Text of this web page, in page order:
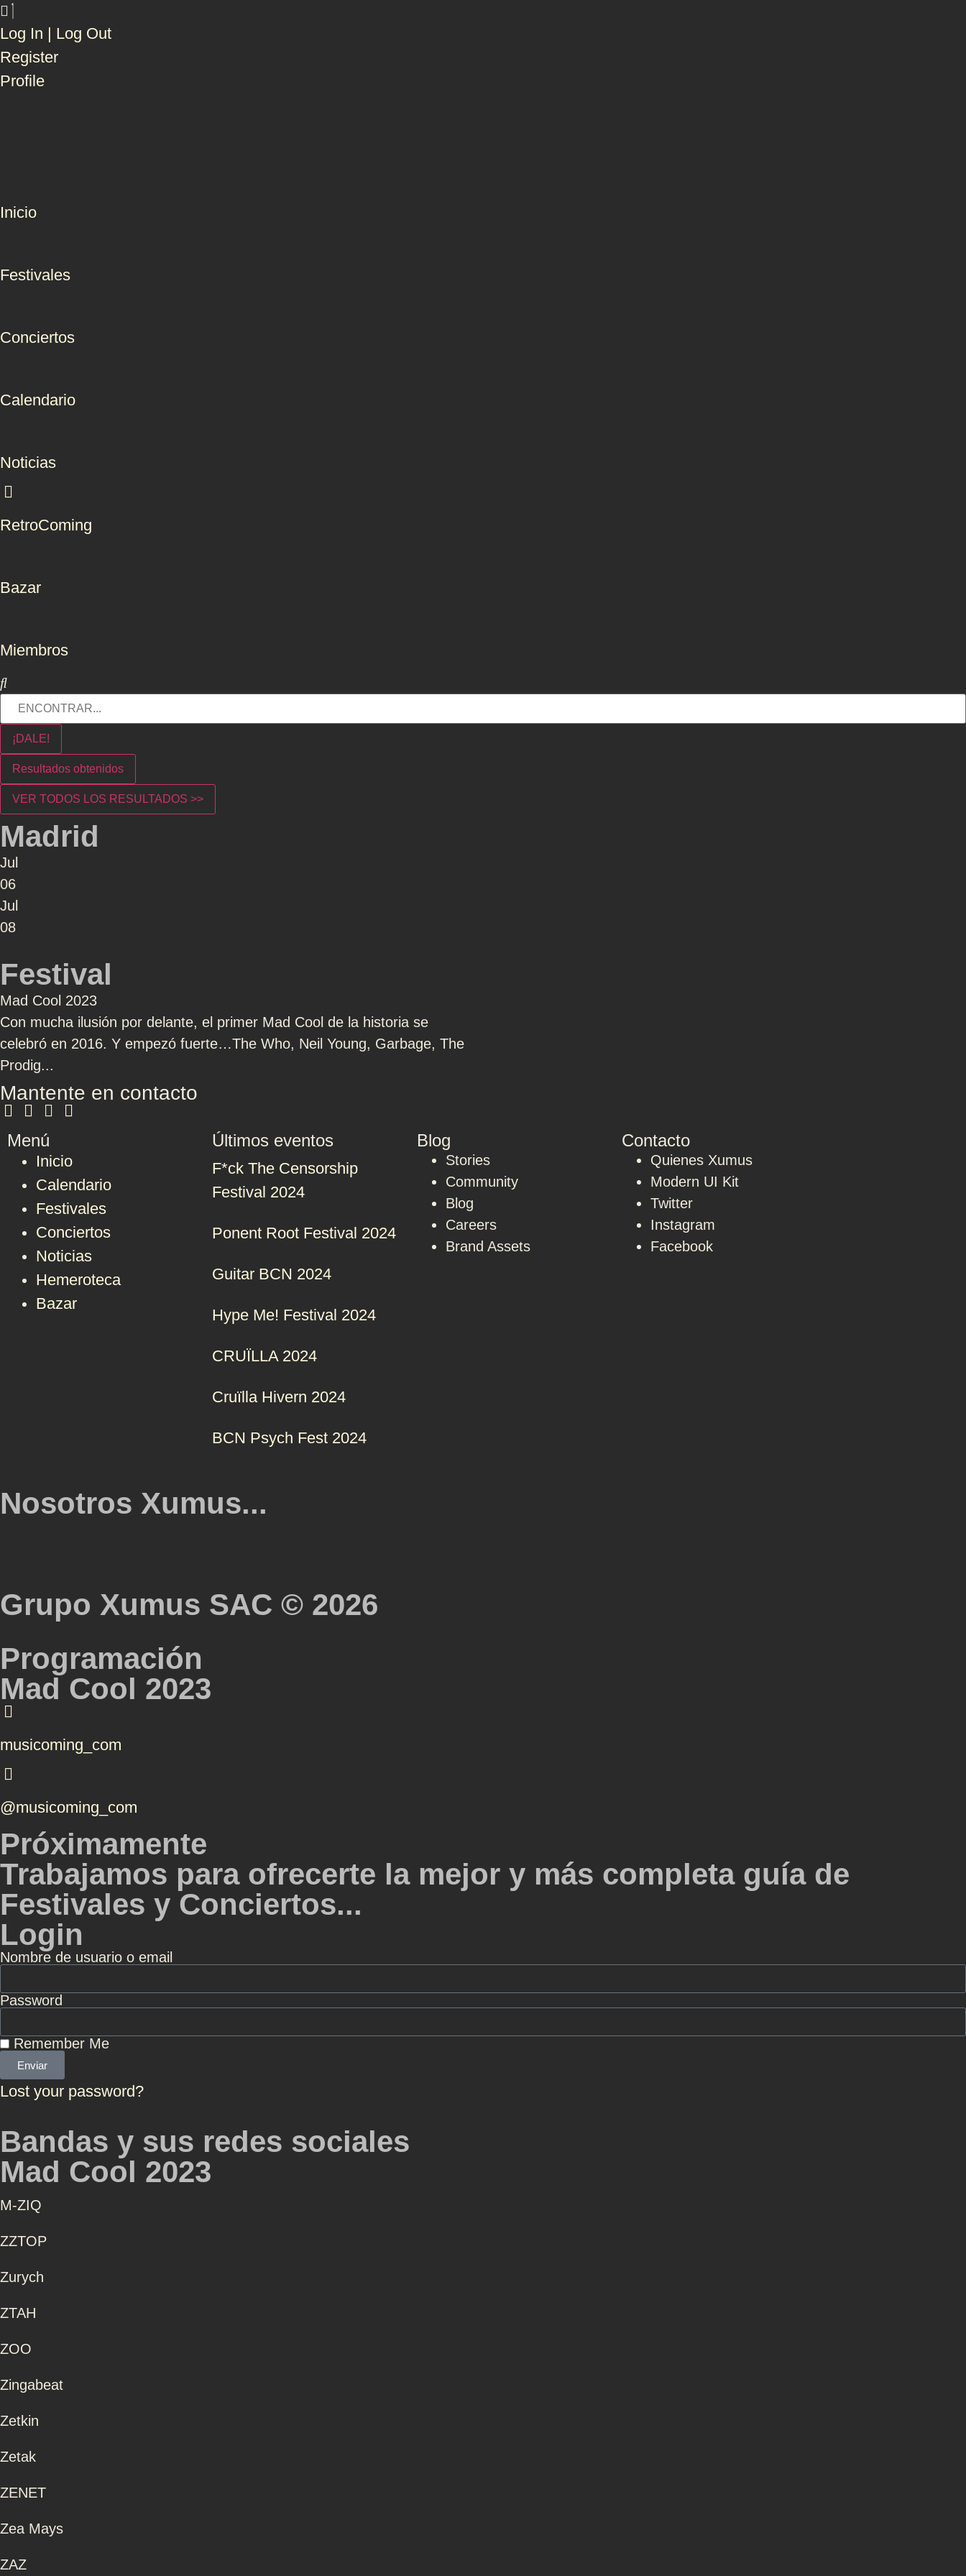
Log In | Log Out
Register
Profile
Inicio
Festivales
Conciertos
Calendario
Noticias
RetroComing
Bazar
Miembros
¡DALE!
Resultados obtenidos
VER TODOS LOS RESULTADOS >>
Madrid
Jul
06
Jul
08
Festival
Mad Cool 2023
Con mucha ilusión por delante, el primer Mad Cool de la historia se
celebró en 2016. Y empezó fuerte…The Who, Neil Young, Garbage, The
Prodig...
Mantente en contacto
Menú
Inicio
Calendario
Festivales
Conciertos
Noticias
Hemeroteca
Bazar
Últimos eventos
F*ck The Censorship
Festival 2024
Ponent Root Festival 2024
Guitar BCN 2024
Hype Me! Festival 2024
CRUÏLLA 2024
Cruïlla Hivern 2024
BCN Psych Fest 2024
Blog
Stories
Community
Blog
Careers
Brand Assets
Contacto
Quienes Xumus
Modern UI Kit
Twitter
Instagram
Facebook
Nosotros Xumus...
Grupo Xumus SAC © 2026
Programación
Mad Cool 2023
musicoming_com
@musicoming_com
Próximamente
Trabajamos para ofrecerte la mejor y más completa guía de
Festivales y Conciertos...
Login
Nombre de usuario o email
Password
Remember Me
Enviar
Lost your password?
Bandas y sus redes sociales
Mad Cool 2023
Μ-ZIQ
ZZTOP
Zurych
ZTAH
ZOO
Zingabeat
Zetkin
Zetak
ZENET
Zea Mays
ZAZ